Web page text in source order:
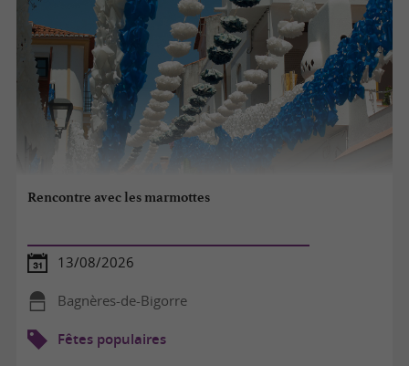
Rencontre avec les marmottes
13/08/2026
Bagnères-de-Bigorre
Fêtes populaires